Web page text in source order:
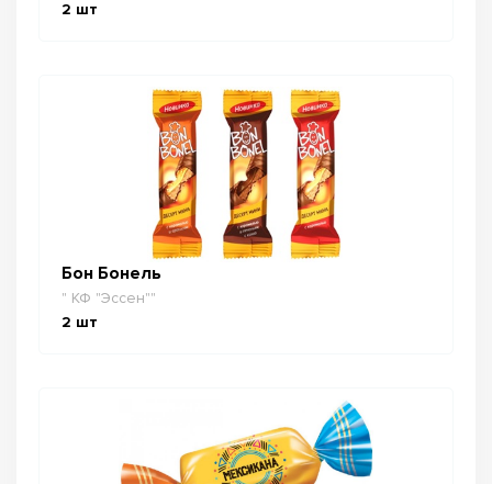
2 шт
Бон Бонель
" КФ "Эссен""
2 шт